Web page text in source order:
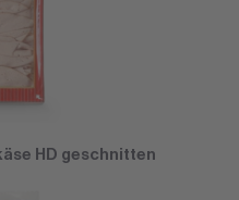
HD geschnitten